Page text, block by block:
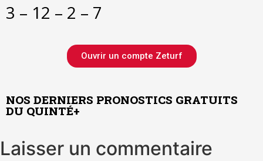
3 – 12 – 2 – 7
Ouvrir un compte Zeturf
NOS DERNIERS PRONOSTICS GRATUITS
DU QUINTÉ+
Laisser un commentaire